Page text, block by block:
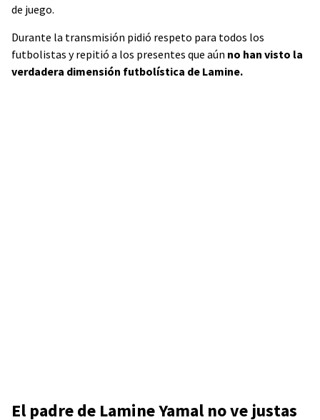
de juego.
Durante la transmisión pidió respeto para todos los
futbolistas y repitió a los presentes que aún no han visto la
verdadera dimensión futbolística de Lamine.
El padre de Lamine Yamal no ve justas